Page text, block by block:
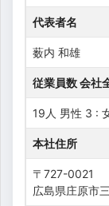
代表者名
薮内 和雄
従業員数 会社
19人 男性 3 :
本社住所
〒727-0021
広島県庄原市